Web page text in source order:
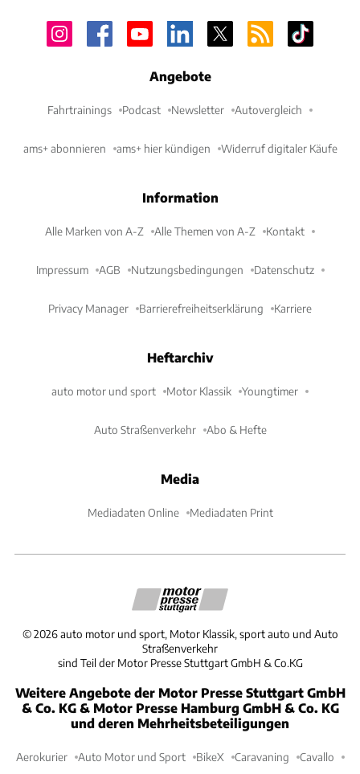
Angebote
Fahrtrainings Podcast Newsletter Autovergleich
ams+ abonnieren ams+ hier kündigen Widerruf digitaler Käufe
Information
Alle Marken von A-Z Alle Themen von A-Z Kontakt
Impressum AGB Nutzungsbedingungen Datenschutz
Privacy Manager Barrierefreiheitserklärung Karriere
Heftarchiv
auto motor und sport Motor Klassik Youngtimer
Auto Straßenverkehr Abo & Hefte
Media
Mediadaten Online Mediadaten Print
©2026 auto motor und sport, Motor Klassik, sport auto und Auto
Straßenverkehr
sind Teil der Motor Presse Stuttgart GmbH & Co.KG
Weitere Angebote der Motor Presse Stuttgart GmbH
& Co. KG & Motor Presse Hamburg GmbH & Co. KG
und deren Mehrheitsbeteiligungen
Aerokurier Auto Motor und Sport BikeX Caravaning Cavallo